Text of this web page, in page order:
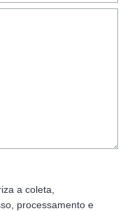
a coleta,
processamento e